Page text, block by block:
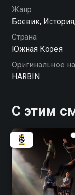
воду и довести
смотрите
Жанр
Боевик,
Страна
Южная Корея
Оригинальное
HARBIN
С этим